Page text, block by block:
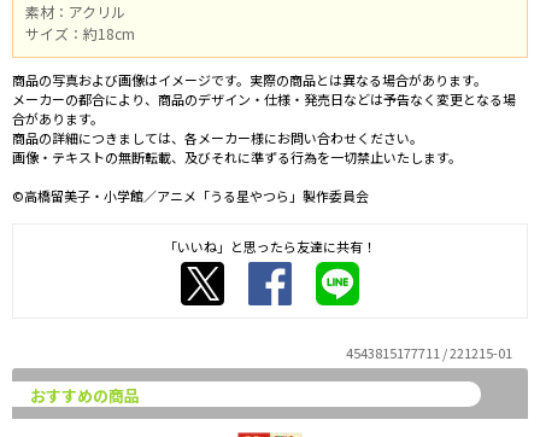
素材：アクリル
サイズ：約18cm
商品の写真および画像はイメージです。実際の商品とは異なる場合があります。
メーカーの都合により、商品のデザイン・仕様・発売日などは予告なく変更となる場
合があります。
商品の詳細につきましては、各メーカー様にお問い合わせください。
画像・テキストの無断転載、及びそれに準ずる行為を一切禁止いたします。
©高橋留美子・小学館／アニメ「うる星やつら」製作委員会
「いいね」と思ったら友達に共有！
4543815177711 / 221215-01
おすすめの商品